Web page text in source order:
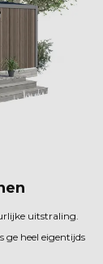
uitstraling.
ge heel eigentijds